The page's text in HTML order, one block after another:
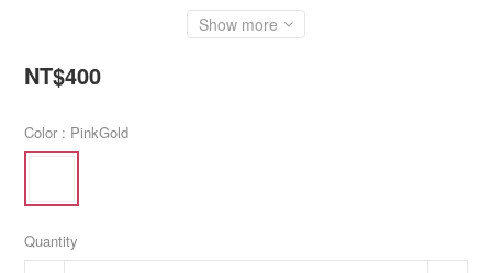
Show more
NT$400
Color : PinkGold
Quantity